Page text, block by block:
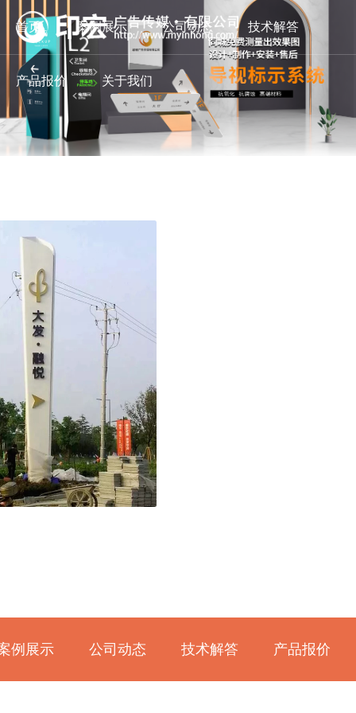
首页 案例展示 公司动态 技术解答
产品报价 关于我们
例展示 公司动态 技术解答 产品报价